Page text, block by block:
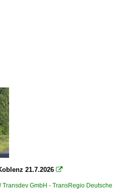
Dienstfahrt)
21.7.2026 
GmbH - TransRegio Deutsche